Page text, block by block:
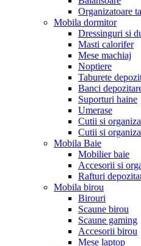
Organizatoare
Mobila dormitor
Dressinguri si
Masti calorifer
Mese machiaj
Noptiere
Taburete
Banci
Suporturi haine
Umerase
Cutii si
Cutii si
Mobila Baie
Mobilier baie
Accesorii si
Rafturi
Mobila birou
Birouri
Scaune birou
Scaune gaming
Accesorii birou
Mese laptop